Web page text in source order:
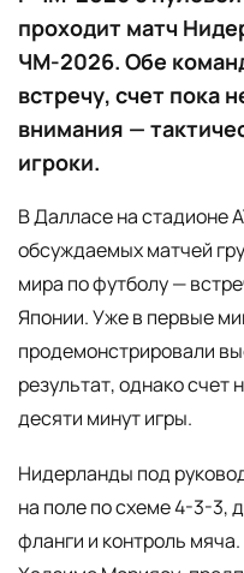
проходит матч
ЧМ-2026. Обе
встречу, счет пока
внимания —
игроки.
В Далласе на стадионе
обсуждаемых матчей
мира по футболу —
Японии. Уже в первые
продемонстрировали
результат, однако счет
десяти минут игры.
Нидерланды под
на поле по схеме 4-3-3,
фланги и контроль